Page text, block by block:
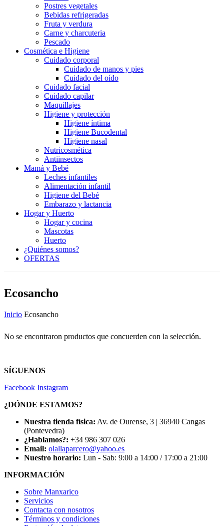
Postres vegetales
Bebidas refrigeradas
Fruta y verdura
Carne y charcuteria
Pescado
Cosmética e Higiene
Cuidado corporal
Cuidado de manos y pies
Cuidado del oído
Cuidado facial
Cuidado capilar
Maquillajes
Higiene y protección
Higiene íntima
Higiene Bucodental
Higiene nasal
Nutricosmética
Antiinsectos
Mamá y Bebé
Leches infantiles
Alimentación infantil
Higiene del Bebé
Embarazo y lactancia
Hogar y Huerto
Hogar y cocina
Mascotas
Huerto
¿Quiénes somos?
OFERTAS
Ecosancho
Inicio Ecosancho
No se encontraron productos que concuerden con la selección.
SÍGUENOS
Facebook Instagram
¿DÓNDE ESTAMOS?
Nuestra tienda física: Av. de Ourense, 3 | 36940 Cangas
(Pontevedra)
¿Hablamos?: +34 986 307 026
Email: olallaparcero@yahoo.es
Nuestro horario: Lun - Sab: 9:00 a 14:00 / 17:00 a 21:00
INFORMACIÓN
Sobre Manxarico
Servicios
Contacta con nosotros
Términos y condiciones